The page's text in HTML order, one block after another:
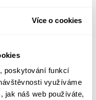
Více o cookies
poskytování funkcí
využíváme
jak náš web používáte,